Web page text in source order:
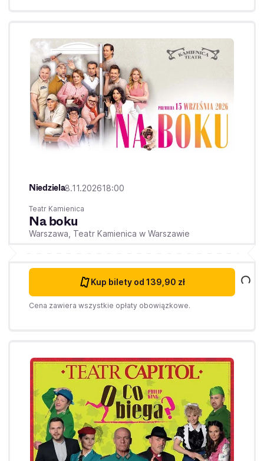
Niedziela8.11.202618:00
Teatr Kamienica
Na boku
Warszawa, Teatr Kamienica w Warszawie
Kup bilety od 139,90 zł
Cena zawiera wszystkie opłaty obowiązkowe.